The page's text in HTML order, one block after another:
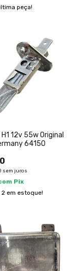
peça!
12v 55w Original
64150
sem juros
Pix
2 em estoque!